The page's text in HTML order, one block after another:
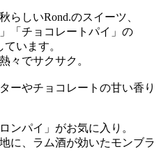
らしいRond.のスイーツ、
「チョコレートパイ」の
います。
々でサクサク。
ーやチョコレートの甘い香り
ンパイ」がお気に入り。
に、ラム酒が効いたモンブラ